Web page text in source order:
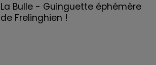
La Bulle - Guinguette éphémère
de Frelinghien !